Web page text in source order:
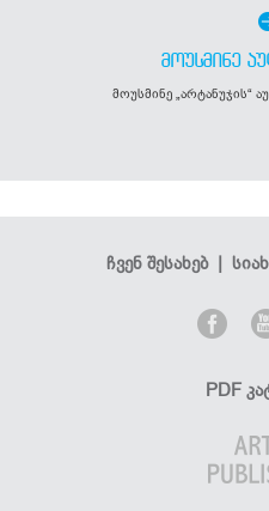
ᲛᲝᲣᲡᲛᲘᲜᲔ
მოუსმინე „არტანუჯის“
ჩვენ შესახებ|
PDF